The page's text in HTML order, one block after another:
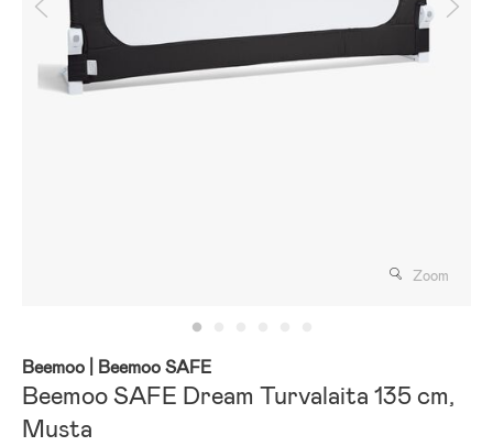
Zoom
Beemoo | Beemoo SAFE
Beemoo SAFE Dream Turvalaita 135 cm,
Musta